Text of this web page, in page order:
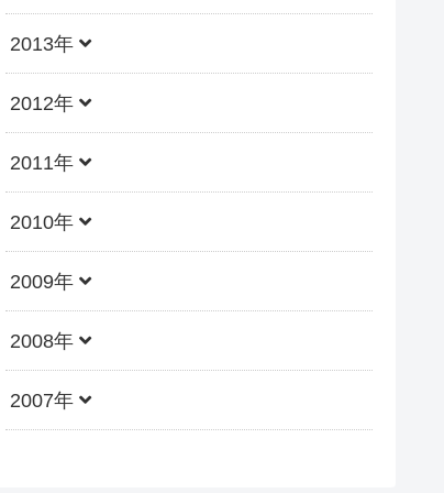
2013年
2012年
2011年
2010年
2009年
2008年
2007年